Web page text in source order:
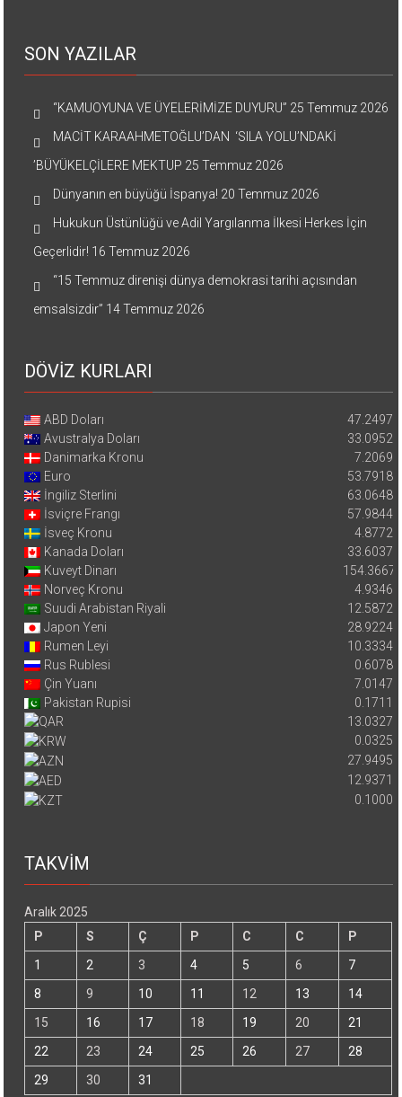
SON YAZILAR
“KAMUOYUNA VE ÜYELERİMİZE DUYURU” 25 Temmuz 2026
MACİT KARAAHMETOĞLU’DAN ‘SILA YOLU’NDAKİ
’BÜYÜKELÇİLERE MEKTUP 25 Temmuz 2026
Dünyanın en büyüğü İspanya! 20 Temmuz 2026
Hukukun Üstünlüğü ve Adil Yargılanma İlkesi Herkes İçin
Geçerlidir! 16 Temmuz 2026
“15 Temmuz direnişi dünya demokrasi tarihi açısından
emsalsizdir” 14 Temmuz 2026
DÖVİZ KURLARI
ABD Doları
47.2497
Avustralya Doları
33.0952
Danimarka Kronu
7.2069
Euro
53.7918
İngiliz Sterlini
63.0648
İsviçre Frangı
57.9844
İsveç Kronu
4.8772
Kanada Doları
33.6037
Kuveyt Dinarı
154.3667
Norveç Kronu
4.9346
Suudi Arabistan Riyali
12.5872
Japon Yeni
28.9224
Rumen Leyi
10.3334
Rus Rublesi
0.6078
Çin Yuanı
7.0147
Pakistan Rupisi
0.1711
13.0327
0.0325
27.9495
12.9371
0.1000
TAKVİM
Aralık 2025
P
S Ç P C C
P
1
2 3 4 5 6
7
8
9 10 11 12 13
14
15
16 17 18 19 20
21
22
23 24 25 26 27
28
29
30 31